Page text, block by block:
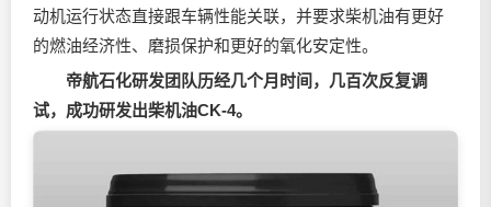
动机运行状态直接跟车辆性能关联，并要求柴机油有更好
的燃油经济性、磨损保护和更好的氧化安定性。
帝航石化研发团队历经几个月时间，几百次反复调
试，成功研发出柴机油CK-4。